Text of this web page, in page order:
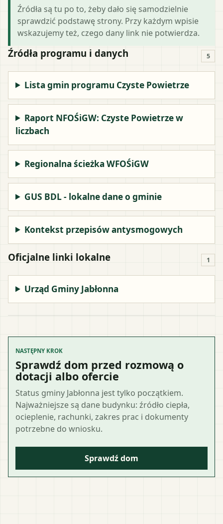
Źródła są tu po to, żeby dało się samodzielnie
sprawdzić podstawę strony. Przy każdym wpisie
wskazujemy też, czego dany link nie potwierdza.
Źródła programu i danych 5
Lista gmin programu Czyste Powietrze
Raport NFOŚiGW: Czyste Powietrze w
liczbach
Regionalna ścieżka WFOŚiGW
GUS BDL - lokalne dane o gminie
Kontekst przepisów antysmogowych
Oficjalne linki lokalne 1
Urząd Gminy Jabłonna
NASTĘPNY KROK
Sprawdź dom przed rozmową o
dotacji albo ofercie
Status gminy Jabłonna jest tylko początkiem.
Najważniejsze są dane budynku: źródło ciepła,
ocieplenie, rachunki, zakres prac i dokumenty
potrzebne do wniosku.
Sprawdź dom